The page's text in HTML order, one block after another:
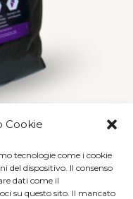
Cookie
tecnologie come i cookie
del dispositivo. Il consenso
dati come il
su questo sito. Il mancato
€